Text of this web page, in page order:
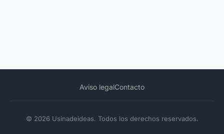
Aviso legalContacto
© 2026 Usinadeideas. Todos los derechos reservados.